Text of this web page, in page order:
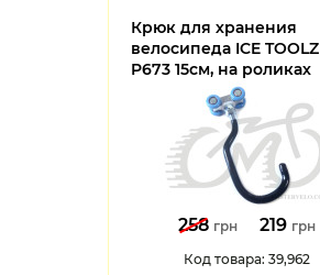
Крюк для хранения
велосипеда ICE TOOLZ
P673 15см, на роликах
258 грн 219 грн
Код товара: 39,962